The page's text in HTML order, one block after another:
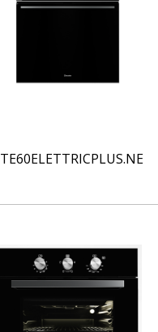
TE60ELETTRICPLUS.NE